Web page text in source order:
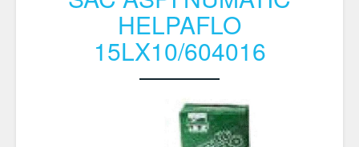
HELPAFLO
15LX10/604016